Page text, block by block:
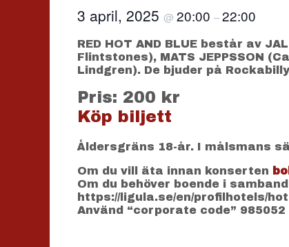
3 april, 2025 @ 20:00 –22:00
RED HOT AND BLUE består av
Flintstones), MATS JEPPSSON
Lindgren). De bjuder på
Pris: 200 kr
Köp biljett
Åldersgräns 18-år. I målsmans
Om du vill äta innan konserten
Om du behöver boende i
https://ligula.se/en/profilhotels/
Använd “corporate code”